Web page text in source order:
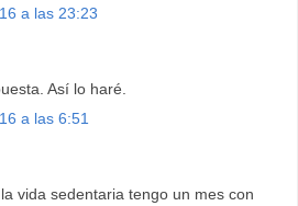
a las 23:23
Así lo haré.
a las 6:51
vida sedentaria tengo un mes con